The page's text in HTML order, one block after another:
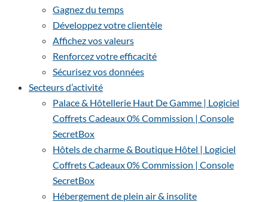
Gagnez du temps
Développez votre clientèle
Affichez vos valeurs
Renforcez votre efficacité
Sécurisez vos données
Secteurs d’activité
Palace & Hôtellerie Haut De Gamme | Logiciel
Coffrets Cadeaux 0% Commission | Console
SecretBox
Hôtels de charme & Boutique Hôtel | Logiciel
Coffrets Cadeaux 0% Commission | Console
SecretBox
Hébergement de plein air & insolite